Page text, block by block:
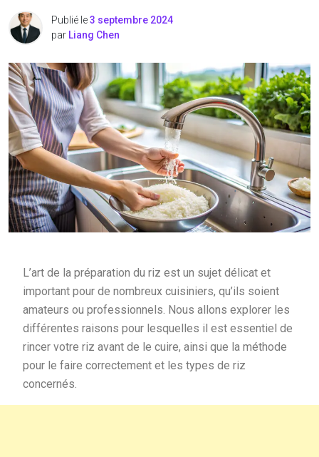
Publié le3 septembre 2024
par Liang Chen
L’art de la préparation du riz est un sujet délicat et
important pour de nombreux cuisiniers, qu’ils soient
amateurs ou professionnels. Nous allons explorer les
différentes raisons pour lesquelles il est essentiel de
rincer votre riz avant de le cuire, ainsi que la méthode
pour le faire correctement et les types de riz
concernés.